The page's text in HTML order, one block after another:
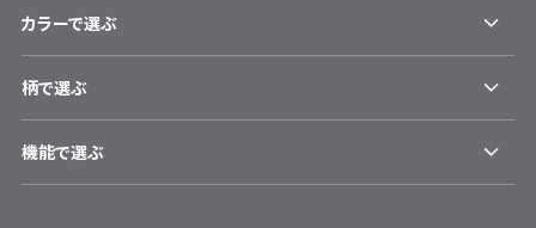
カラーで選ぶ
柄で選ぶ
機能で選ぶ